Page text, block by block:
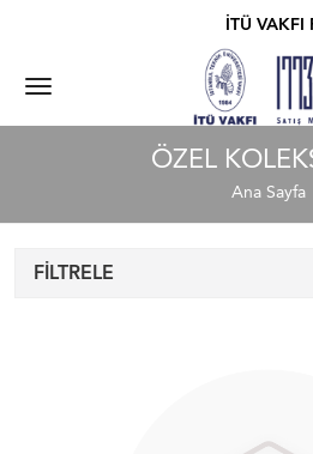
İTÜ VAKFI
ÖZEL
Ana Sayfa
FILTRELE